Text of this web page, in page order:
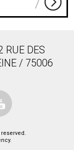
RUE DES
/ 75006
.